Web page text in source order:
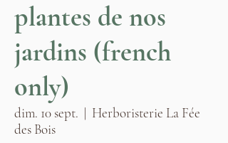
plantes de nos
jardins (french
only)
dim. 10 sept.
  |
Herboristerie La Fée
des Bois